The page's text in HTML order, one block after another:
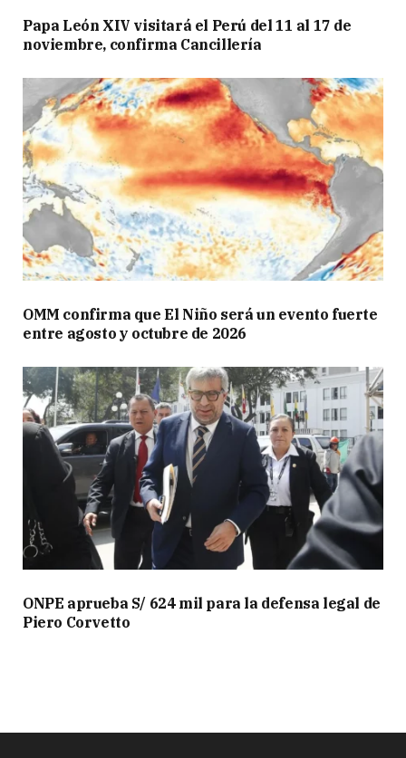
Papa León XIV visitará el Perú del 11 al 17 de
noviembre, confirma Cancillería
OMM confirma que El Niño será un evento fuerte
entre agosto y octubre de 2026
ONPE aprueba S/ 624 mil para la defensa legal de
Piero Corvetto